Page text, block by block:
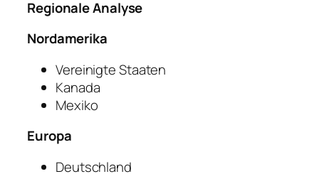
Regionale Analyse
Nordamerika
Vereinigte Staaten
Kanada
Mexiko
Europa
Deutschland